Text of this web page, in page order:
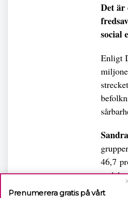
Det är
social
Enligt
46,7
andel
Prenumerera gratis på vårt